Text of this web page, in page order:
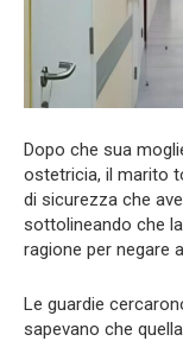
Dopo che sua
ostetricia, il marito
di sicurezza che
sottolineando che
ragione per negare
Le guardie
sapevano che